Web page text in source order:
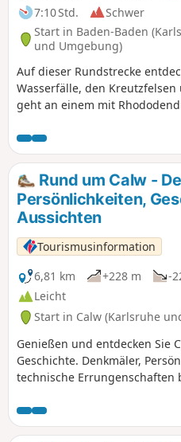
7:10 Std.
Schwer
Start in Baden-Baden
und Umgebung)
Auf dieser Rundstrecke
Wasserfälle, den
geht an einem mit
dann an einem herrlichen
Außerdem geht man durch
Rund um Calw -
Persönlichkeiten,
Aussichten
Tourismusinformation
6,81 km
+228 m -
Leicht
Start in Calw (Karlsruhe
Genießen und entdecken Sie
Geschichte. Denkmäler,
technische Errungenschaften